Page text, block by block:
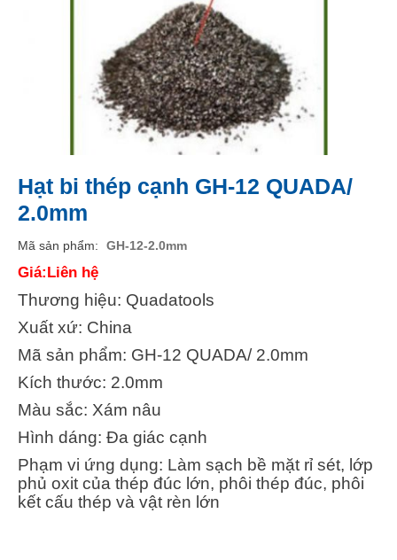
Hạt bi thép cạnh GH-12 QUADA/
2.0mm
Mã sản phẩm GH-12-2.0mm
Giá:Liên hệ
Thương hiệu: Quadatools
Xuất xứ: China
Mã sản phẩm: GH-12 QUADA/ 2.0mm
Kích thước: 2.0mm
Màu sắc: Xám nâu
Hình dáng: Đa giác cạnh
Phạm vi ứng dụng: Làm sạch bề mặt rỉ sét, lớp
phủ oxit của thép đúc lớn, phôi thép đúc, phôi
kết cấu thép và vật rèn lớn